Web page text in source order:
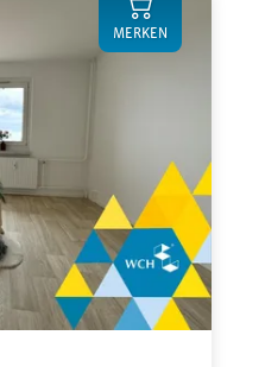
MERKEN